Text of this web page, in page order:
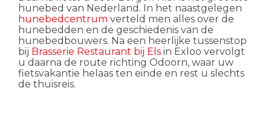
hunebed van Nederland. In het naastgelegen
hunebedcentrum verteld men alles over de
hunebedden en de geschiedenis van de
hunebedbouwers. Na een heerlijke tussenstop
bij Brasserie Restaurant bij Els in Exloo vervolgt
u daarna de route richting Odoorn, waar uw
fietsvakantie helaas ten einde en rest u slechts
de thuisreis.